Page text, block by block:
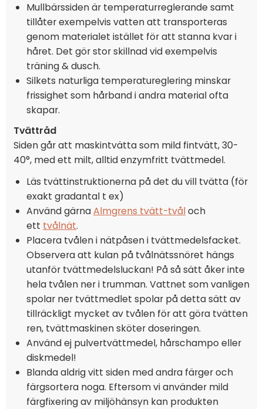
Mullbärssiden är temperaturreglerande samt
tillåter exempelvis vatten att transporteras
genom materialet istället för att stanna kvar i
håret. Det gör stor skillnad vid exempelvis
träning & dusch.
Silkets naturliga temperatureglering minskar
frissighet som hårband i andra material ofta
skapar.
Tvättråd
Siden går att maskintvätta som mild fintvätt, 30-
40°, med ett milt, alltid enzymfritt tvättmedel.
Läs tvättinstruktionerna på det du vill tvätta (för
exakt gradantal t ex)
Använd gärnaAlmgrens tvätt-tvåloch
ett tvålnät.
Placera tvålen i nätpåsen i tvättmedelsfacket.
Observera att kulan på tvålnätssnöret hängs
utanför tvättmedelsluckan! På så sätt åker inte
hela tvålen ner i trumman. Vattnet som vanligen
spolar ner tvättmedlet spolar på detta sätt av
tillräckligt mycket av tvålen för att göra tvätten
ren, tvättmaskinen sköter doseringen.
Använd ej pulvertvättmedel, hårschampo eller
diskmedel!
Blanda aldrig vitt siden med andra färger och
färgsortera noga. Eftersom vi använder mild
färgfixering av miljöhänsyn kan produkten